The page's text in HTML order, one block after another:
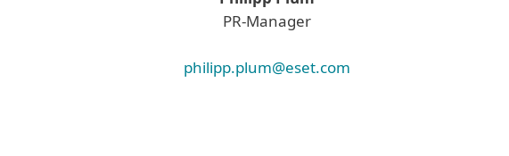
PR-Manager
philipp.plum@eset.com